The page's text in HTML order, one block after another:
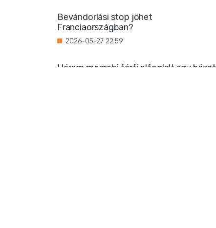
Bevándorlási stop jöhet
Franciaországban?
2026-05-27 22:59
Három magrebi férfi elfoglalt egy házat